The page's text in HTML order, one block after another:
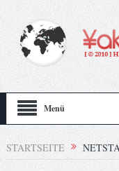
Menü
STARTSEITE